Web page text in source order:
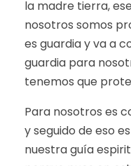
la madre tierra,
nosotros somos
es guardia y va a
guardia para
tenemos que
Para nosotros es
y seguido de eso
nuestra guía